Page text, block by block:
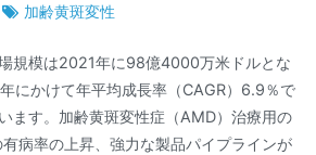
加齢黄斑変性
規模は2021年に98億4000万米ドルとな
にかけて年平均成長率（CAGR）6.9％で
ます。加齢黄斑変性症（AMD）治療用の
病率の上昇、強力な製品パイプラインが